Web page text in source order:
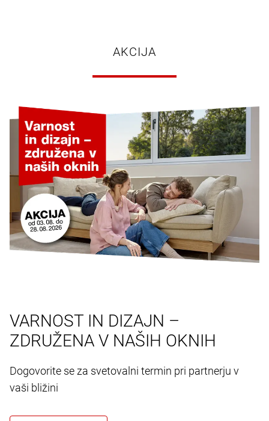
AKCIJA
VARNOST IN DIZAJN –
ZDRUŽENA V NAŠIH OKNIH
Dogovorite se za svetovalni termin pri partnerju v
vaši bližini